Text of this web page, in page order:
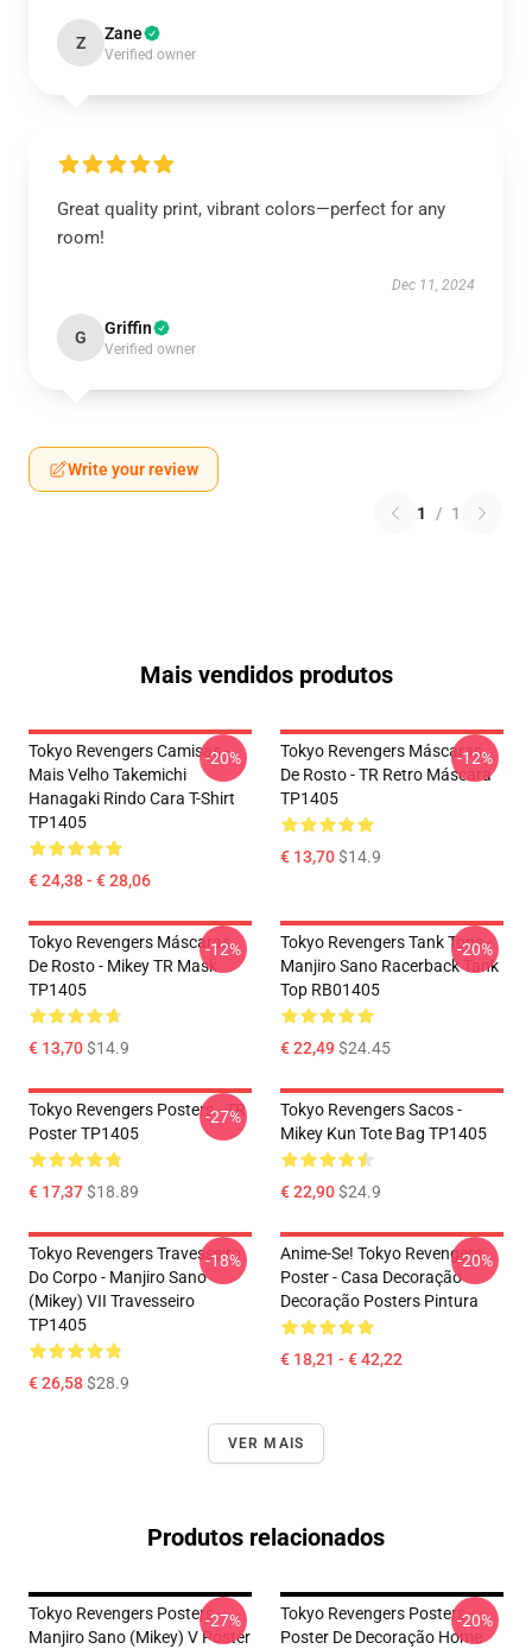
Z Zane
Verified owner
Great quality print, vibrant colors—perfect for any
room!
Dec 11, 2024
G Griffin
Verified owner
Write your review
1 / 1
Mais vendidos produtos
Tokyo Revengers Camisas -
Mais Velho Takemichi
Hanagaki Rindo Cara T-Shirt
TP1405
€ 24,38 - € 28,06
-20%
Tokyo Revengers Máscaras
De Rosto - TR Retro Máscara
TP1405
€ 13,70$14.9
-12%
Tokyo Revengers Máscaras
De Rosto - Mikey TR Mask
TP1405
€ 13,70$14.9
-12%
Tokyo Revengers Tank Tops -
Manjiro Sano Racerback Tank
Top RB01405
€ 22,49$24.45
-20%
Tokyo Revengers Posters - TR
Poster TP1405
€ 17,37$18.89
-27%
Tokyo Revengers Sacos -
Mikey Kun Tote Bag TP1405
€ 22,90$24.9
Tokyo Revengers Travesseiro
Do Corpo - Manjiro Sano
(Mikey) VII Travesseiro
TP1405
€ 26,58$28.9
-18%
Anime-Se! Tokyo Revengers
Poster - Casa Decoração
Decoração Posters Pintura
€ 18,21 - € 42,22
-20%
VER MAIS
Produtos relacionados
Tokyo Revengers Posters -
Manjiro Sano (Mikey) V Poster
-27%
Tokyo Revengers Posters -
Poster De Decoração Home
-20%